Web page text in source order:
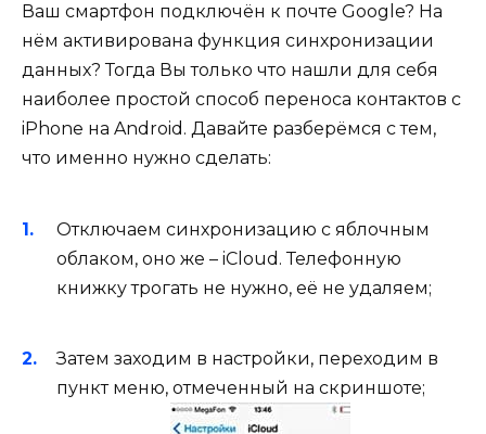
Ваш смартфон подключён к почте Google? На
нём активирована функция синхронизации
данных? Тогда Вы только что нашли для себя
наиболее простой способ переноса контактов с
iPhone на Android. Давайте разберёмся с тем,
что именно нужно сделать:
Отключаем синхронизацию с яблочным
облаком, оно же – iCloud. Телефонную
книжку трогать не нужно, её не удаляем;
Затем заходим в настройки, переходим в
пункт меню, отмеченный на скриншоте;